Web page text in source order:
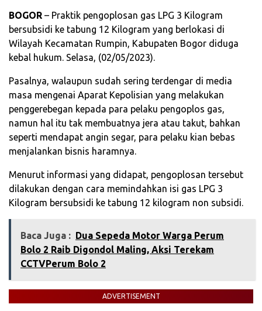
BOGOR – Praktik pengoplosan gas LPG 3 Kilogram
bersubsidi ke tabung 12 Kilogram yang berlokasi di
Wilayah Kecamatan Rumpin, Kabupaten Bogor diduga
kebal hukum. Selasa, (02/05/2023).
Pasalnya, walaupun sudah sering terdengar di media
masa mengenai Aparat Kepolisian yang melakukan
penggerebegan kepada para pelaku pengoplos gas,
namun hal itu tak membuatnya jera atau takut, bahkan
seperti mendapat angin segar, para pelaku kian bebas
menjalankan bisnis haramnya.
Menurut informasi yang didapat, pengoplosan tersebut
dilakukan dengan cara memindahkan isi gas LPG 3
Kilogram bersubsidi ke tabung 12 kilogram non subsidi.
Baca Juga : ‎Dua Sepeda Motor Warga Perum
Bolo 2 Raib Digondol Maling, Aksi Terekam
CCTV‎Perum Bolo 2
ADVERTISEMENT